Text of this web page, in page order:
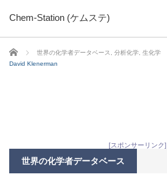
Chem-Station (ケムステ)
ホーム 世界の化学者データベース 分析化学 生化学
David Klenerman
[スポンサーリンク]
世界の化学者データベース